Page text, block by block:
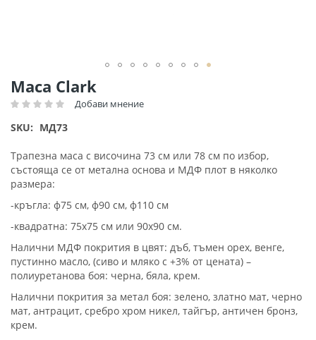
Маса Clark
Рейтинг: Добави мнение
SKU МД73
Трапезна маса с височина 73 см или 78 см по избор,
състояща се от метална основа и МДФ плот в няколко
размера:
-кръгла: ф75 см, ф90 см, ф110 см
-квадратна: 75х75 см или 90х90 см.
Налични МДФ покрития в цвят: дъб, тъмен орех, венге,
пустинно масло, (сиво и мляко с +3% от цената) –
полиуретанова боя: черна, бяла, крем.
Налични покрития за метал боя: зелено, златно мат, черно
мат, антрацит, сребро хром никел, тайгър, античен бронз,
крем.
Преминете
към
началото
на
галерия
със
снимки